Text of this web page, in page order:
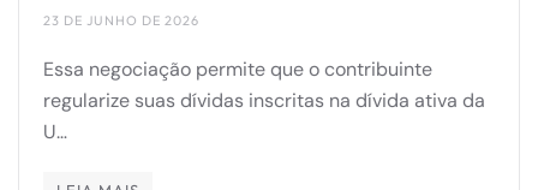
23 DE JUNHO DE 2026
Essa negociação permite que o contribuinte
regularize suas dívidas inscritas na dívida ativa da
U…